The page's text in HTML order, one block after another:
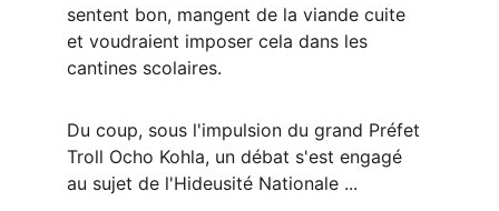
sentent bon, mangent de la viande cuite
et voudraient imposer cela dans les
cantines scolaires.
Du coup, sous l'impulsion du grand Préfet
Troll Ocho Kohla, un débat s'est engagé
au sujet de l'Hideusité Nationale ...